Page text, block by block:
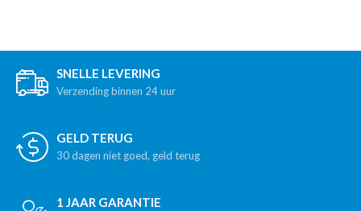
SNELLE LEVERING
Verzending binnen 24 uur
GELD TERUG
30 dagen niet goed, geld terug
1 JAAR GARANTIE